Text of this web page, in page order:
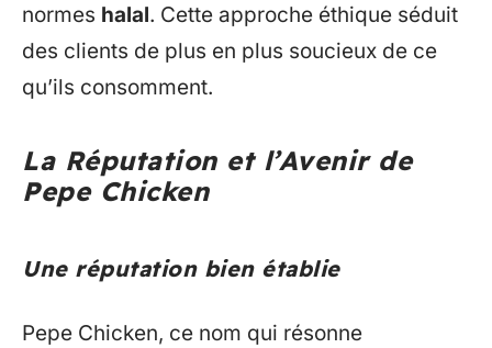
normes halal. Cette approche éthique séduit
des clients de plus en plus soucieux de ce
qu’ils consomment.
La Réputation et l’Avenir de
Pepe Chicken
Une réputation bien établie
Pepe Chicken, ce nom qui résonne